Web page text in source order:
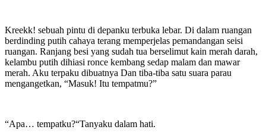
Kreekk! sebuah pintu di depanku terbuka lebar. Di dalam ruangan
berdinding putih cahaya terang memperjelas pemandangan seisi
ruangan. Ranjang besi yang sudah tua berselimut kain merah darah,
kelambu putih dihiasi ronce kembang sedap malam dan mawar
merah. Aku terpaku dibuatnya Dan tiba-tiba satu suara parau
mengangetkan, “Masuk! Itu tempatmu?”
“Apa… tempatku?“Tanyaku dalam hati.